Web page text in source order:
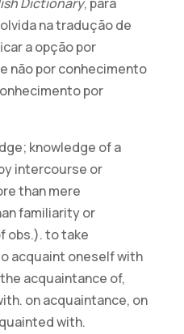
Dictionary, para
na tradução de
a opção por
não por conhecimento
por
knowledge of a
intercourse or
than mere
familiarity or
obs.). to take
acquaint oneself with
acquaintance of,
on acquaintance, on
with.